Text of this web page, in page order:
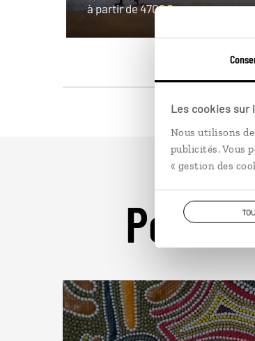
Les cookies sur
Nous utilisons
publicités. Vous
« gestion des
à partir de 4700€
Pour